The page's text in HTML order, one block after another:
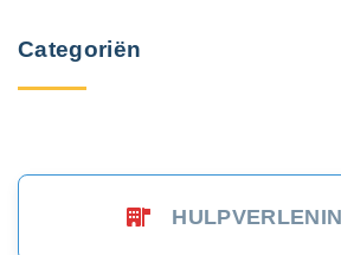
n
n
i
Categoriën